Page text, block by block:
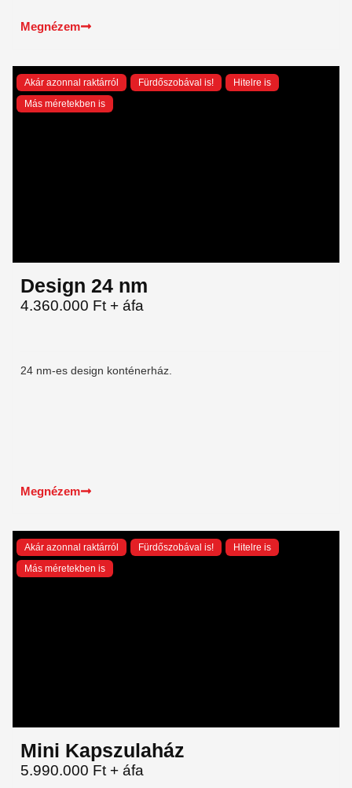
Megnézem
Akár azonnal raktárról Fürdőszobával is!
Hitelre is
Más méretekben is
Design 24 nm
4.360.000 Ft + áfa
24 nm-es design konténerház.
Megnézem
Akár azonnal raktárról Fürdőszobával is!
Hitelre is
Más méretekben is
Mini Kapszulaház
5.990.000 Ft + áfa